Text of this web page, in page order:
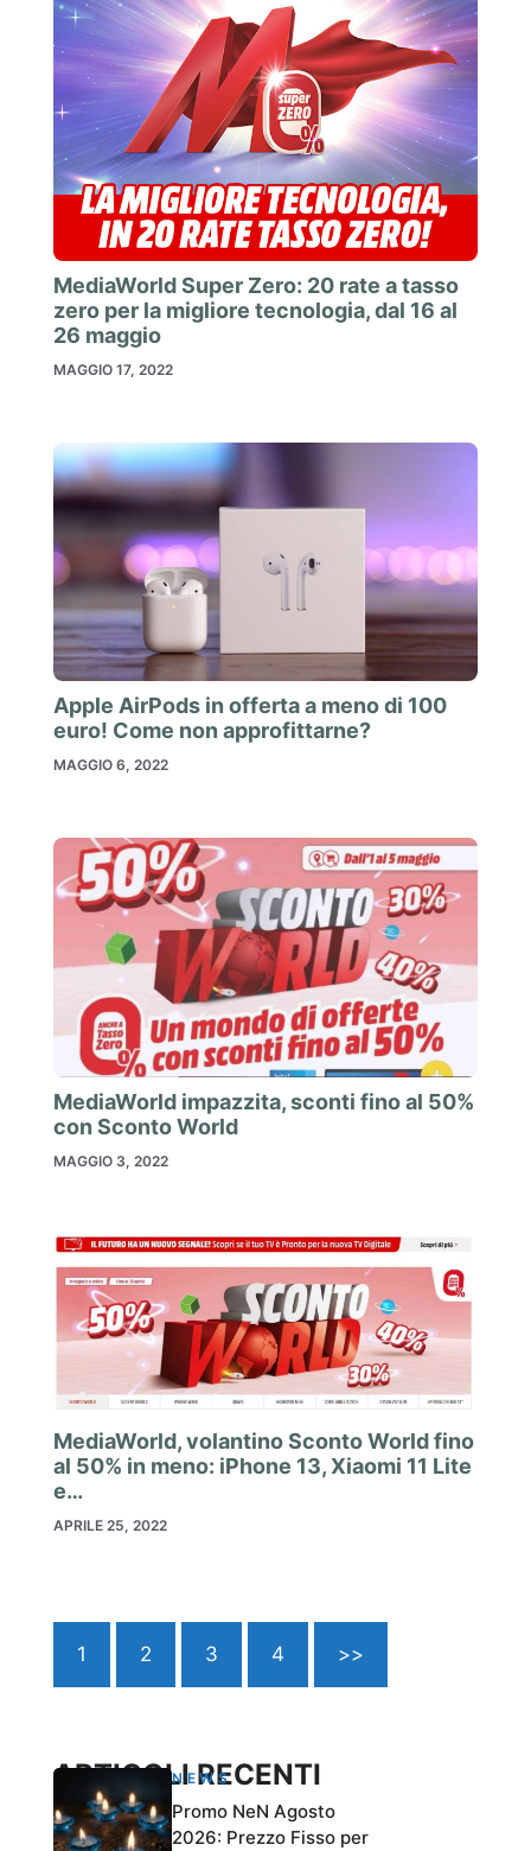
MediaWorld Super Zero: 20 rate a tasso
zero per la migliore tecnologia, dal 16 al
26 maggio
MAGGIO 17, 2022
Apple AirPods in offerta a meno di 100
euro! Come non approfittarne?
MAGGIO 6, 2022
MediaWorld impazzita, sconti fino al 50%
con Sconto World
MAGGIO 3, 2022
MediaWorld, volantino Sconto World fino
al 50% in meno: iPhone 13, Xiaomi 11 Lite
e…
APRILE 25, 2022
1 2 3 4 >>
ARTICOLI RECENTI
NEWS
Promo NeN Agosto
2026: Prezzo Fisso per